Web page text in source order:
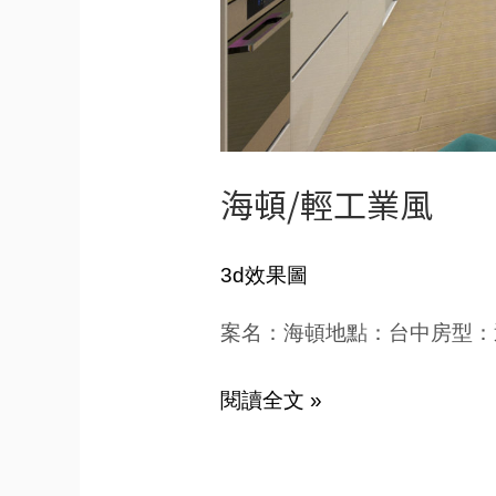
海頓/輕工業風
3d效果圖
案名：海頓地點：台中房型
閱讀全文 »